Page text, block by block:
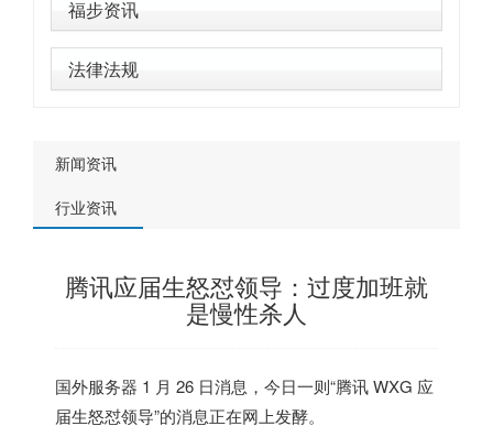
福步资讯
法律法规
新闻资讯
行业资讯
腾讯应届生怒怼领导：过度加班就
是慢性杀人
国外服务器 1 月 26 日消息，今日一则“腾讯 WXG 应
届生怒怼领导”的消息正在网上发酵。